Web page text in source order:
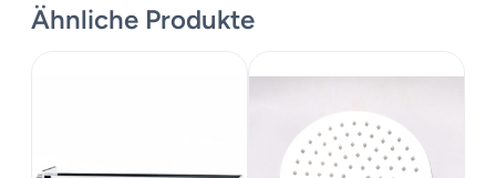
Montageanleitung
Ähnliche Produkte